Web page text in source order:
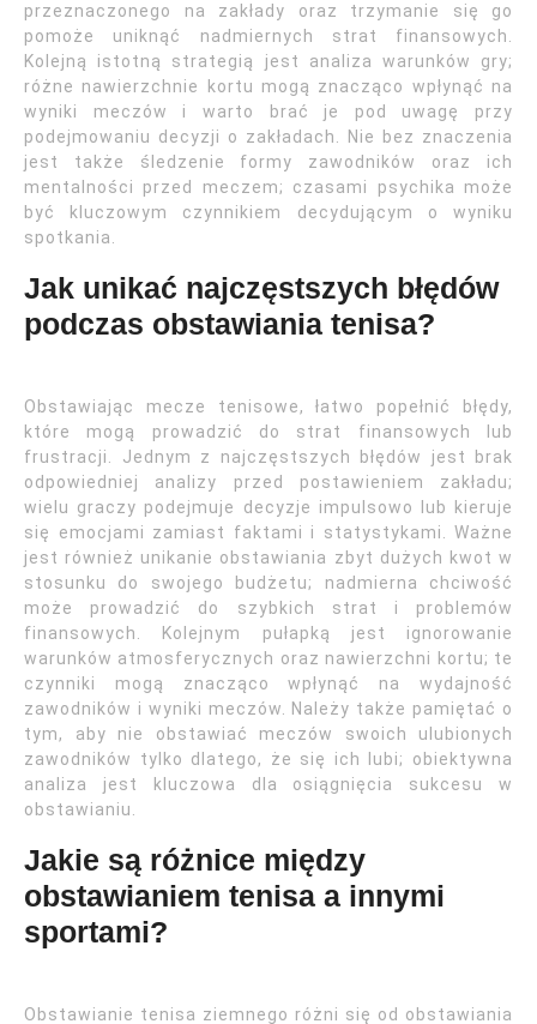
przeznaczonego na zakłady oraz trzymanie się go
pomoże uniknąć nadmiernych strat finansowych.
Kolejną istotną strategią jest analiza warunków gry;
różne nawierzchnie kortu mogą znacząco wpłynąć na
wyniki meczów i warto brać je pod uwagę przy
podejmowaniu decyzji o zakładach. Nie bez znaczenia
jest także śledzenie formy zawodników oraz ich
mentalności przed meczem; czasami psychika może
być kluczowym czynnikiem decydującym o wyniku
spotkania.
Jak unikać najczęstszych błędów
podczas obstawiania tenisa?
Obstawiając mecze tenisowe, łatwo popełnić błędy,
które mogą prowadzić do strat finansowych lub
frustracji. Jednym z najczęstszych błędów jest brak
odpowiedniej analizy przed postawieniem zakładu;
wielu graczy podejmuje decyzje impulsowo lub kieruje
się emocjami zamiast faktami i statystykami. Ważne
jest również unikanie obstawiania zbyt dużych kwot w
stosunku do swojego budżetu; nadmierna chciwość
może prowadzić do szybkich strat i problemów
finansowych. Kolejnym pułapką jest ignorowanie
warunków atmosferycznych oraz nawierzchni kortu; te
czynniki mogą znacząco wpłynąć na wydajność
zawodników i wyniki meczów. Należy także pamiętać o
tym, aby nie obstawiać meczów swoich ulubionych
zawodników tylko dlatego, że się ich lubi; obiektywna
analiza jest kluczowa dla osiągnięcia sukcesu w
obstawianiu.
Jakie są różnice między
obstawianiem tenisa a innymi
sportami?
Obstawianie tenisa ziemnego różni się od obstawiania